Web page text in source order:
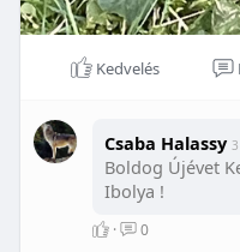
Kedvelés
Csaba Halassy
Boldog Újévet
Ibolya !
· 0